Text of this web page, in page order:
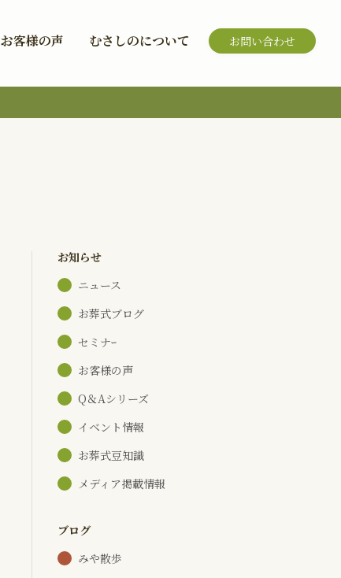
お客様の声 むさしのについて お問い合わせ
お知らせ
ニュース
お葬式ブログ
セミナｰ
お客様の声
Q＆Aシリーズ
イベント情報
お葬式豆知識
メディア掲載情報
ブログ
みや散歩